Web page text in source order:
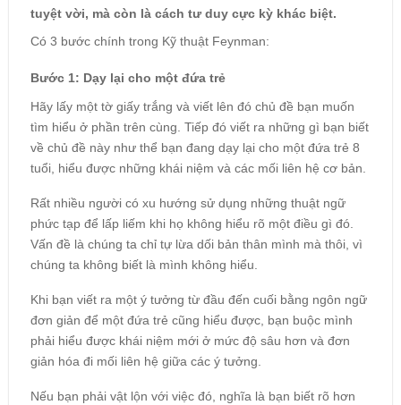
tuyệt vời, mà còn là cách tư duy cực kỳ khác biệt.
Có 3 bước chính trong Kỹ thuật Feynman:
Bước 1: Dạy lại cho một đứa trẻ
Hãy lấy một tờ giấy trắng và viết lên đó chủ đề bạn muốn
tìm hiểu ở phần trên cùng. Tiếp đó viết ra những gì bạn biết
về chủ đề này như thể bạn đang dạy lại cho một đứa trẻ 8
tuổi, hiểu được những khái niệm và các mối liên hệ cơ bản.
Rất nhiều người có xu hướng sử dụng những thuật ngữ
phức tạp để lấp liếm khi họ không hiểu rõ một điều gì đó.
Vấn đề là chúng ta chỉ tự lừa dối bản thân mình mà thôi, vì
chúng ta không biết là mình không hiểu.
Khi bạn viết ra một ý tưởng từ đầu đến cuối bằng ngôn ngữ
đơn giản để một đứa trẻ cũng hiểu được, bạn buộc mình
phải hiểu được khái niệm mới ở mức độ sâu hơn và đơn
giản hóa đi mối liên hệ giữa các ý tưởng.
Nếu bạn phải vật lộn với việc đó, nghĩa là bạn biết rõ hơn